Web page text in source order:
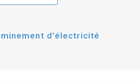
d'électricité